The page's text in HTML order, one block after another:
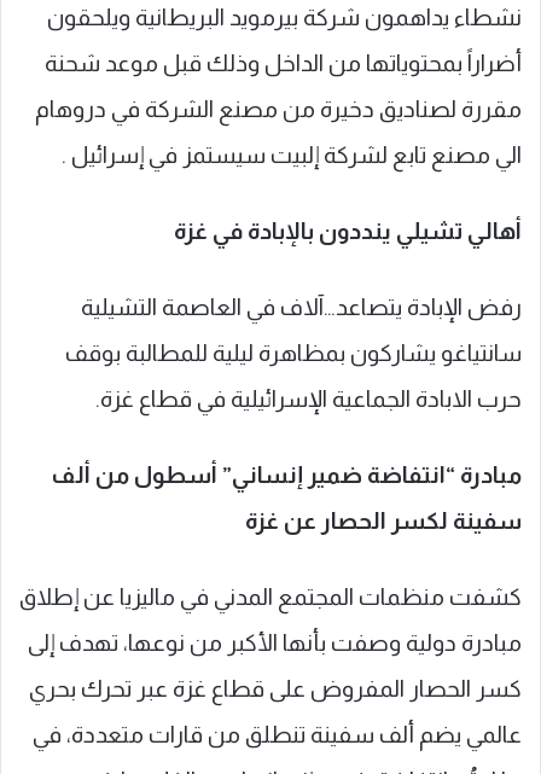
نشطاء يداهمون شركة بيرمويد البريطانية ويلحقون
أضراراً بمحتوياتها من الداخل وذلك قبل موعد شحنة
مقررة لصناديق دخيرة من مصنع الشركة في دروهام
الي مصنع تابع لشركة إلبيت سيستمز في إسرائيل .
أهالي تشيلي ينددون بالإبادة في غزة
رفض الإبادة يتصاعد…آلاف في العاصمة التشيلية
سانتياغو يشاركون بمظاهرة ليلية للمطالبة بوقف
حرب الابادة الجماعية الإسرائيلية في قطاع غزة.
مبادرة “انتفاضة ضمير إنساني” أسطول من ألف
سفينة لكسر الحصار عن غزة
كشفت منظمات المجتمع المدني في ماليزيا عن إطلاق
مبادرة دولية وصفت بأنها الأكبر من نوعها، تهدف إلى
كسر الحصار المفروض على قطاع غزة عبر تحرك بحري
عالمي يضم ألف سفينة تنطلق من قارات متعددة، في